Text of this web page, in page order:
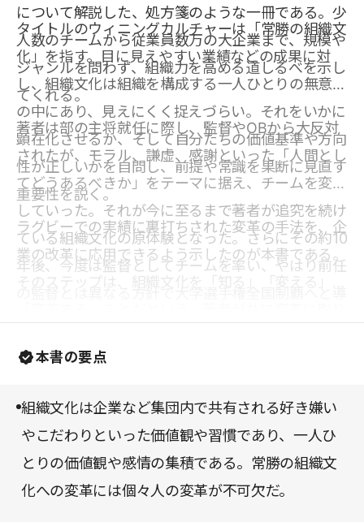
について解説した、処方箋のような一冊である。少
人数のチームから従業員数万の大企業まで、規模や
ジャンルを問わず、組織力を高める道しるべを示し
てくれる。
タイトルのウィニングカルチャーは「常勝の組織文
化」を指す。目に見えやすい業績などの成果に対
し、組織文化は組織を構成する一人ひとりの無意識
の中にあり、見えにくく捉えづらい。それをいかに
顕在化させるか、そして自分たちの価値基準や方向
性が正しいかを自問し、前提や常識を果断に見直す
重要性を説く。
著者は部の主将就任に際し、監督やOBから大反対
されたが、モラル、謙虚、感謝といった「人間とし
てどうあるべきか」をテーマに据え、チームを変革
していった。それが今に至るまで著者が追究を続け
ている組織文化の原体験となった。さらにその約10
年後、今度は監督としてチームを率い、やはり前任
いた。
ラグビーでの実績に裏打ちされた変革の手法を、企
業の改革に応用できるよう示したのが本書である。
そのステップは、組織文化を「知る」「変える」
プをどう踏んでいくかが分かりやすい。理想的な組
気だと強調し、変革に向けた熱量があふれんばかり
の一冊だ。組織に属するすべての人におすすめした
本書の要点
組織文化は企業など集団内で共有される好き嫌い
やこだわりといった価値観や習慣であり、一人ひ
とりの価値観や感情の集積である。常勝の組織文
化への変革には個々人の変革が不可欠だ。